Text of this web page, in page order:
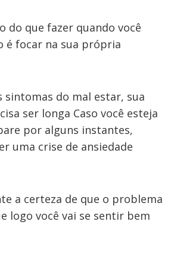
do que fazer quando você
é focar na sua própria
sintomas do mal estar, sua
ser longa Caso você esteja
por alguns instantes,
uma crise de ansiedade
a certeza de que o problema
logo você vai se sentir bem